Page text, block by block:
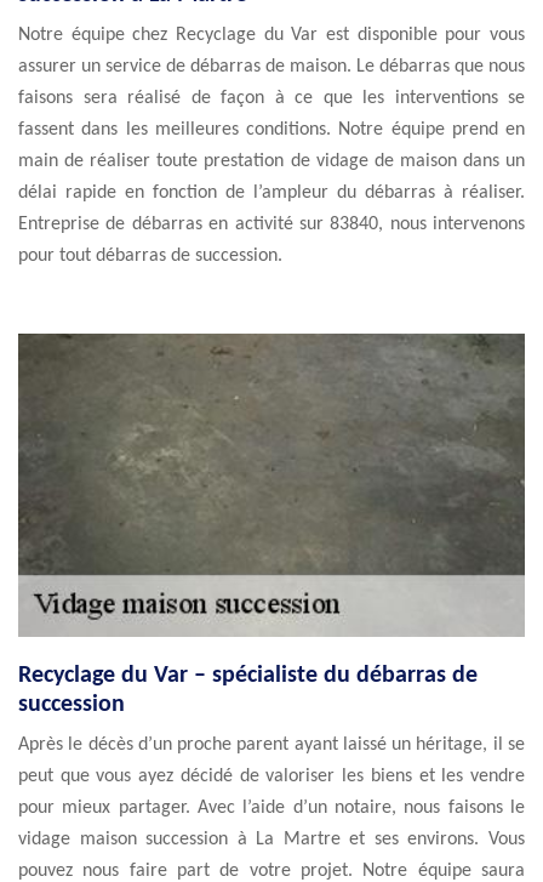
Notre équipe chez Recyclage du Var est disponible pour vous
assurer un service de débarras de maison. Le débarras que nous
faisons sera réalisé de façon à ce que les interventions se
fassent dans les meilleures conditions. Notre équipe prend en
main de réaliser toute prestation de vidage de maison dans un
délai rapide en fonction de l’ampleur du débarras à réaliser.
Entreprise de débarras en activité sur 83840, nous intervenons
pour tout débarras de succession.
Recyclage du Var – spécialiste du débarras de
succession
Après le décès d’un proche parent ayant laissé un héritage, il se
peut que vous ayez décidé de valoriser les biens et les vendre
pour mieux partager. Avec l’aide d’un notaire, nous faisons le
vidage maison succession à La Martre et ses environs. Vous
pouvez nous faire part de votre projet. Notre équipe saura